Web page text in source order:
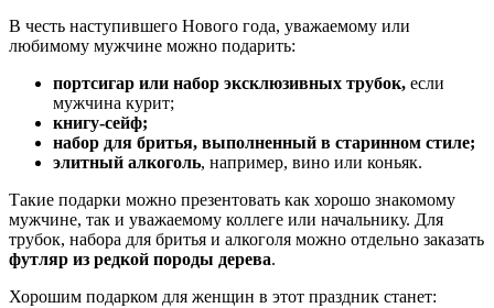
В честь наступившего Нового года, уважаемому или
любимому мужчине можно подарить:
портсигар или набор эксклюзивных трубок, если
мужчина курит;
книгу-сейф;
набор для бритья, выполненный в старинном стиле;
элитный алкоголь, например, вино или коньяк.
Такие подарки можно презентовать как хорошо знакомому
мужчине, так и уважаемому коллеге или начальнику. Для
трубок, набора для бритья и алкоголя можно отдельно заказать
футляр из редкой породы дерева.
Хорошим подарком для женщин в этот праздник станет: